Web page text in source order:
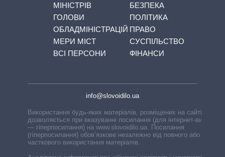
МІНІСТРІВ
ГОЛОВИ
ОБЛАДМІНІСТРАЦІЙ
МЕРИ МІСТ
ВСІ ПЕРСОНИ
БЕЗПЕКА
ПОЛІТИКА
ПРАВО
СУСПІЛЬСТВО
ФІНАНСИ
info@slovoidilo.ua
Використання будь-яких матеріалів, розміщених на сайті,
дозволяється при вказуванні посилання (для інтернет-видань
— гіперпосилання) на www.slovoidilo.ua. Посилання
(гіперпосилання) обов’язкове незалежно від повного або
часткового використання матеріалів.